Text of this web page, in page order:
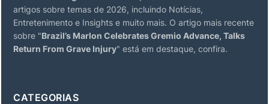
artigos sobre temas de 2026, incluindo Notícias,
Entretenimento e Insights e muito mais. O artigo mais recente
sobre "Brazil’s Marlon Celebrates Gremio Advance, Talks
Return From Grave Injury" está em destaque, confira.
CATEGORIAS